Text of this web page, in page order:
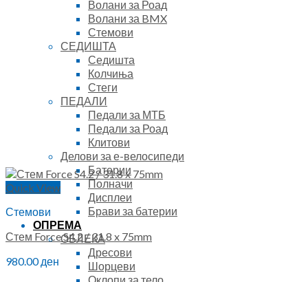
Волани за Роад
Волани за BMX
Стемови
СЕДИШТА
Седишта
Колчиња
Стеги
ПЕДАЛИ
Педали за МТБ
Педали за Роад
Клитови
Делови за е-велосипеди
Батерии
Полначи
Дисплеи
Брави за батерии
ОПРЕМА
ОБЛЕКА
Дресови
Шорцеви
Оклопи за тело
Quick View
Стемови
Стем Force S4.2 / 31.8 x 75mm
980.00ден